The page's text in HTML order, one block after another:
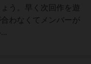
う。早く次回作を遊
わなくてメンバーが